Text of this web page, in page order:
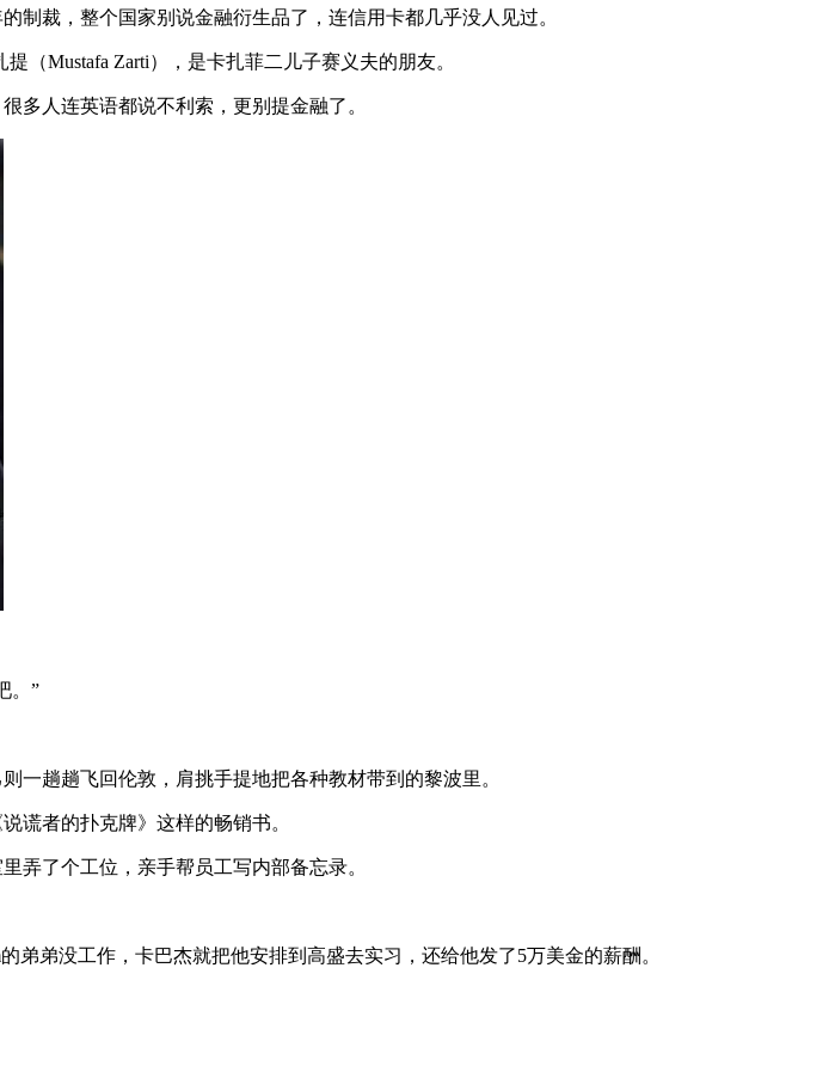
制裁，整个国家别说金融衍生品了，连信用卡都几乎没人见过。
Mustafa Zarti），是卡扎菲二儿子赛义夫的朋友。
多人连英语都说不利索，更别提金融了。
。”
一趟趟飞回伦敦，肩挑手提地把各种教材带到的黎波里。
谎者的扑克牌》这样的畅销书。
弄了个工位，亲手帮员工写内部备忘录。
弟没工作，卡巴杰就把他安排到高盛去实习，还给他发了5万美金的薪酬。